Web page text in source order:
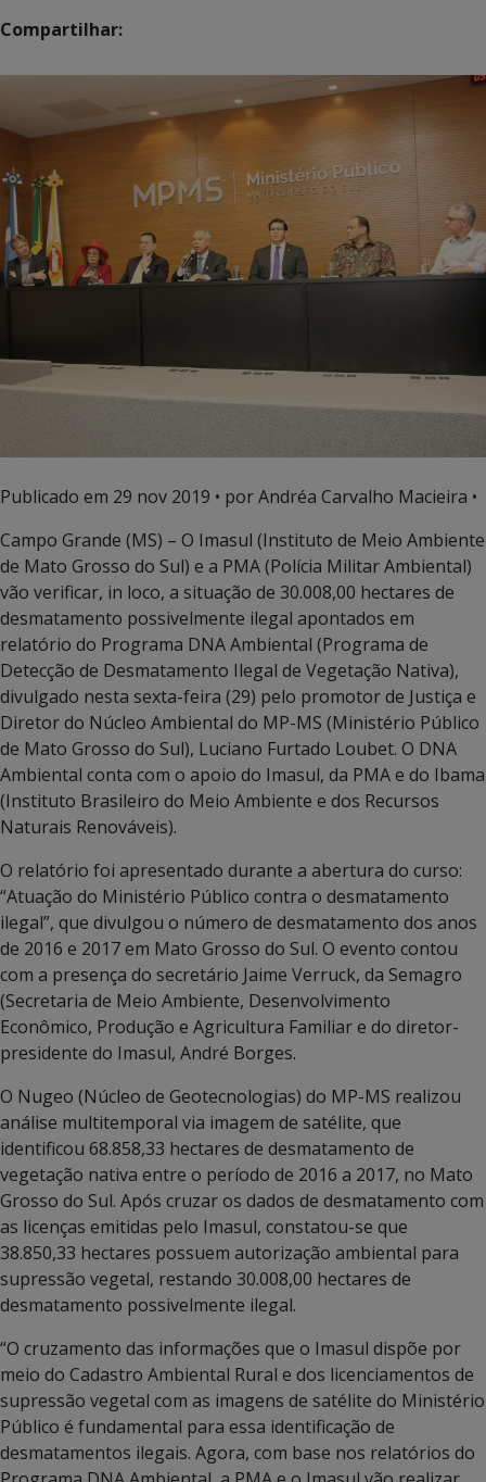
Compartilhar:
Publicado em 29 nov 2019 • por Andréa Carvalho Macieira •
Campo Grande (MS) – O Imasul (Instituto de Meio Ambiente
de Mato Grosso do Sul) e a PMA (Polícia Militar Ambiental)
vão verificar, in loco, a situação de 30.008,00 hectares de
desmatamento possivelmente ilegal apontados em
relatório do Programa DNA Ambiental (Programa de
Detecção de Desmatamento Ilegal de Vegetação Nativa),
divulgado nesta sexta-feira (29) pelo promotor de Justiça e
Diretor do Núcleo Ambiental do MP-MS (Ministério Público
de Mato Grosso do Sul), Luciano Furtado Loubet. O DNA
Ambiental conta com o apoio do Imasul, da PMA e do Ibama
(Instituto Brasileiro do Meio Ambiente e dos Recursos
Naturais Renováveis).
O relatório foi apresentado durante a abertura do curso:
“Atuação do Ministério Público contra o desmatamento
ilegal”, que divulgou o número de desmatamento dos anos
de 2016 e 2017 em Mato Grosso do Sul. O evento contou
com a presença do secretário Jaime Verruck, da Semagro
(Secretaria de Meio Ambiente, Desenvolvimento
Econômico, Produção e Agricultura Familiar e do diretor-
presidente do Imasul, André Borges.
O Nugeo (Núcleo de Geotecnologias) do MP-MS realizou
análise multitemporal via imagem de satélite, que
identificou 68.858,33 hectares de desmatamento de
vegetação nativa entre o período de 2016 a 2017, no Mato
Grosso do Sul. Após cruzar os dados de desmatamento com
as licenças emitidas pelo Imasul, constatou-se que
38.850,33 hectares possuem autorização ambiental para
supressão vegetal, restando 30.008,00 hectares de
desmatamento possivelmente ilegal.
“O cruzamento das informações que o Imasul dispõe por
meio do Cadastro Ambiental Rural e dos licenciamentos de
supressão vegetal com as imagens de satélite do Ministério
Público é fundamental para essa identificação de
desmatamentos ilegais. Agora, com base nos relatórios do